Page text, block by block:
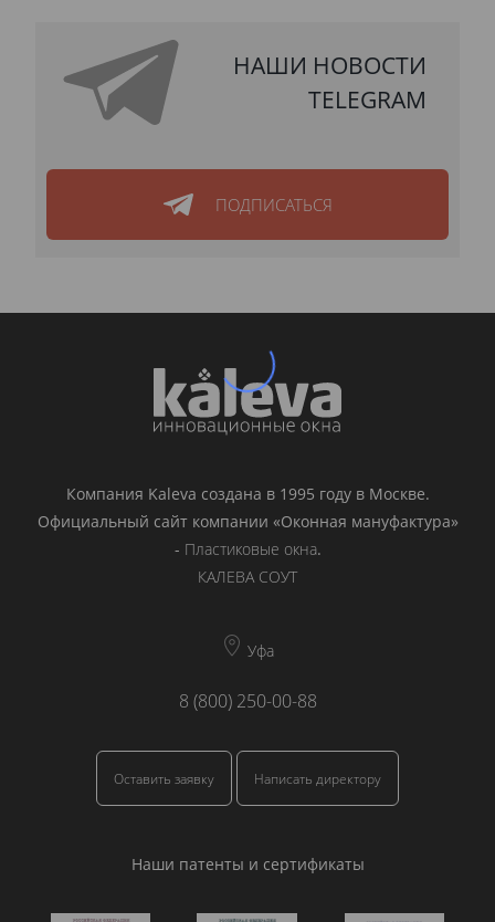
НАШИ НОВОСТИ
TELEGRAM
ПОДПИСАТЬСЯ
Компания Kaleva создана в 1995 году в Москве.
Официальный сайт компании «Оконная мануфактура»
- Пластиковые окна.
КАЛЕВА СОУТ
Уфа
8 (800) 250-00-88
Оставить заявку Написать директору
Наши патенты и сертификаты